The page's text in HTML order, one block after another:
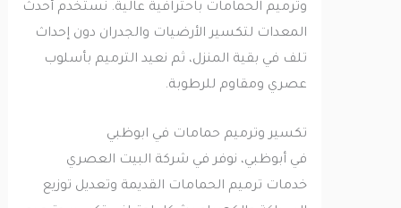
وترميم الحمامات باحترافية عالية. نستخدم أحدث
المعدات لتكسير الأرضيات والجدران دون إحداث
تلف في بقية المنزل، ثم نعيد الترميم بأسلوب
عصري ومقاوم للرطوبة.
تكسير وترميم حمامات في ابوظبي
في أبوظبي، نوفر في شركة البيت العصري
خدمات ترميم الحمامات القديمة وتعديل توزيع